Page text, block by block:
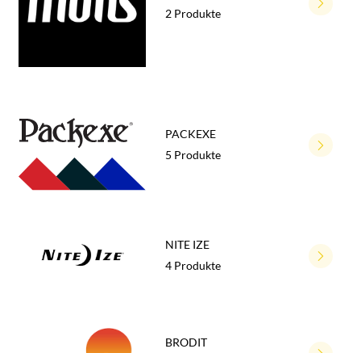
2 Produkte
PACKEXE
5 Produkte
NITE IZE
4 Produkte
BRODIT